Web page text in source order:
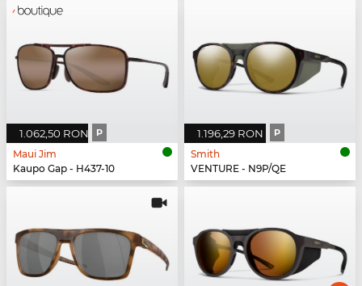
1.062,50 RON P
Maui Jim
Kaupo Gap - H437-10
1.196,29 RON P
Smith
VENTURE - N9P/QE